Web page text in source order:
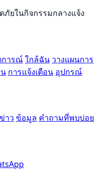
ยในกิจกรรมกลางแจ้ง
การณ์ใกล้ฉัน วางแผนการ
การแจ้งเตือน อุปกรณ์
ข่าว ข้อมูล คำถามที่พบบ่อย